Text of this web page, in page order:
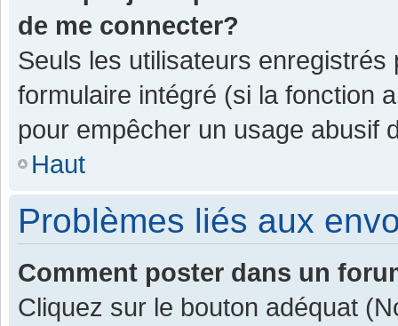
de me connecter?
Seuls les utilisateurs enregistrés
formulaire intégré (si la fonction
pour empêcher un usage abusif
Haut
Problèmes liés aux
Comment poster dans un
Cliquez sur le bouton adéquat